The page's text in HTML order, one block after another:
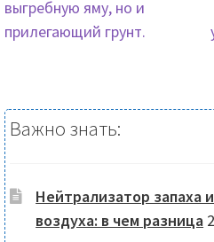
Навигация
записям
запись:
выгребную яму, но и
прилегающий грунт.
Важно знать:
Нейтрализатор запаха
воздуха: в чем разница